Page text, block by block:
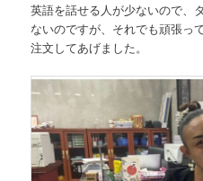
英語を話せる人が少ないので、
ないのですが、それでも頑張っ
注文してあげました。